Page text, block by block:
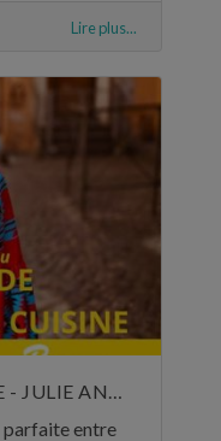
Lire plus...
PODCAST BEAU VOYAGE - JULIE ANDRIEU, UNE VIE DE VOYAGES ET DE CUISINE - 5 NOVEMBRE 2024
parfaite entre